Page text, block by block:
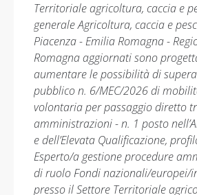
Territoriale agricoltura, caccia e
generale Agricoltura, caccia e
Piacenza - Emilia Romagna -
Romagna aggiornati sono
aumentare le possibilità di
pubblico n. 6/MEC/2026 di
volontaria per passaggio diretto
amministrazioni - n. 1 posto
e dell’Elevata Qualificazione,
Esperto/a gestione procedure
di ruolo Fondi nazionali/europei/
presso il Settore Territoriale